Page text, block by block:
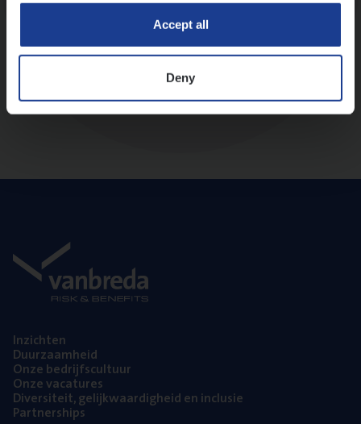
Accept all
Deny
Inzich­ten
Duur­zaam­heid
Onze bedrijfs­cul­tuur
Onze vaca­tu­res
Diver­si­teit, gelijk­waar­dig­heid en inclusie
Part­ner­ships